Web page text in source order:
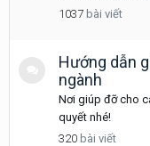
1037 bài viết
Hướng dẫn
ngành
Nơi giúp đỡ cho
quyết nhé!
320 bài viết